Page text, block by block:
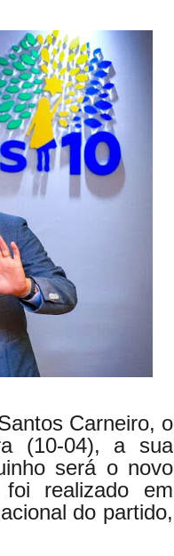
Carneiro, o
(10-04), a sua
será o novo
realizado em
do partido,